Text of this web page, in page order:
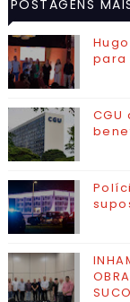
POSTAGENS
VISITADAS
para